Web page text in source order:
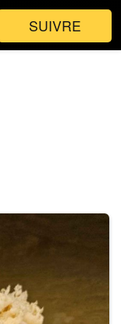
SUIVRE